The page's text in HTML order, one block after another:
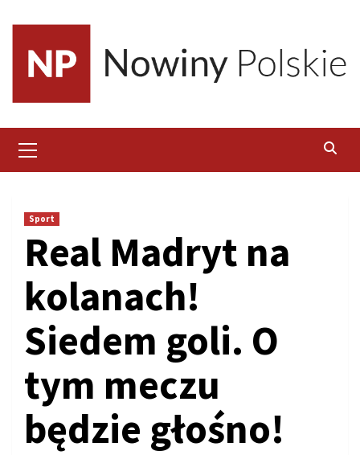
content
Menu
Sport
Real Madryt na
kolanach!
Siedem goli. O
tym meczu
będzie głośno!